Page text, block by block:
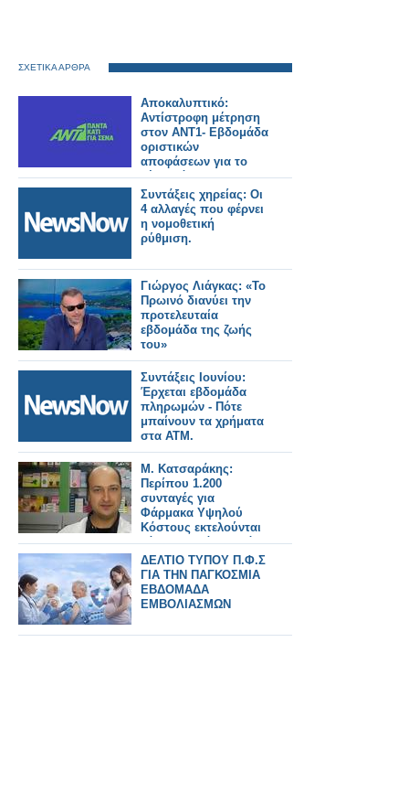
ΣΧΕΤΙΚΑ ΑΡΘΡΑ
Αποκαλυπτικό:
Αντίστροφη μέτρηση
στον ΑΝΤ1- Εβδομάδα
οριστικών
αποφάσεων για το
νέο πρόγραμμα
Συντάξεις χηρείας: Οι
4 αλλαγές που φέρνει
η νομοθετική
ρύθμιση.
Γιώργος Λιάγκας: «Το
Πρωινό διανύει την
προτελευταία
εβδομάδα της ζωής
του»
Συντάξεις Ιουνίου:
Έρχεται εβδομάδα
πληρωμών - Πότε
μπαίνουν τα χρήματα
στα ΑΤΜ.
Μ. Κατσαράκης:
Περίπου 1.200
συνταγές για
Φάρμακα Υψηλού
Κόστους εκτελούνται
κάθε εβδομάδα από
τα ιδιωτικά φαρμακεία
ΔΕΛΤΙΟ ΤΥΠΟΥ Π.Φ.Σ
ΓΙΑ ΤΗΝ ΠΑΓΚΟΣΜΙΑ
ΕΒΔΟΜΑΔΑ
ΕΜΒΟΛΙΑΣΜΩΝ